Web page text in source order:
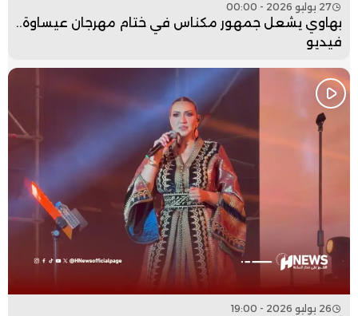
27 يوليو 2026 - 00:00
بهاوي يشعل جمهور مكناس في ختام مهرجان عيساوة..
فيديو
26 يوليو 2026 - 19:00